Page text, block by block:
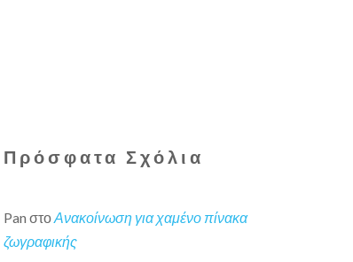
Πρόσφατα Σχόλια
Pan στοΑνακοίνωση για χαμένο πίνακα
ζωγραφικής